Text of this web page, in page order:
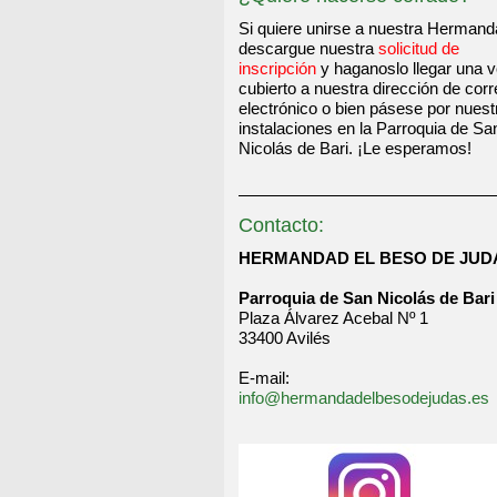
Si quiere unirse a nuestra
descargue nuestra solicitud de
inscripción y haganoslo llegar una
cubierto a nuestra dirección de
electrónico o bien pásese por
instalaciones en la Parroquia de
Nicolás de Bari. ¡Le esperamos!
Contacto:
HERMANDAD EL BESO DE
Parroquia de San Nicolás de Bari
Plaza Álvarez Acebal Nº 1
33400 Avilés
E-mail:
info@hermandadelbesodejudas.es